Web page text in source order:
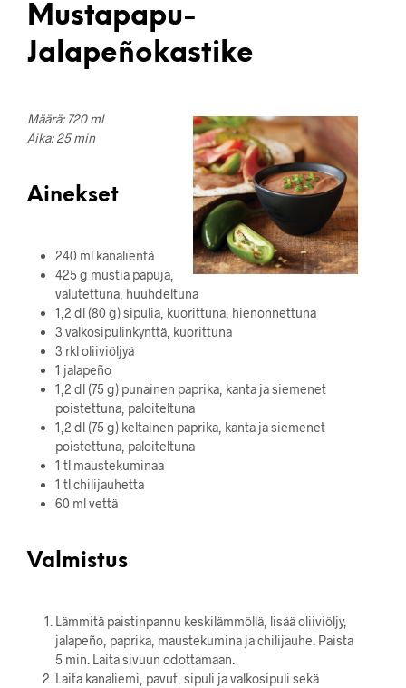
Mustapapu-
Jalapeñokastike
Määrä: 720 ml
Aika: 25 min
Ainekset
240 ml kanalientä
425 g mustia papuja,
valutettuna, huuhdeltuna
1,2 dl (80 g) sipulia, kuorittuna, hienonnettuna
3 valkosipulinkynttä, kuorittuna
3 rkl oliiviöljyä
1 jalapeño
1,2 dl (75 g) punainen paprika, kanta ja siemenet
poistettuna, paloiteltuna
1,2 dl (75 g) keltainen paprika, kanta ja siemenet
poistettuna, paloiteltuna
1 tl maustekuminaa
1 tl chilijauhetta
60 ml vettä
Valmistus
Lämmitä paistinpannu keskilämmöllä, lisää oliiviöljy,
jalapeño, paprika, maustekumina ja chilijauhe. Paista
5 min. Laita sivuun odottamaan.
Laita kanaliemi, pavut, sipuli ja valkosipuli sekä